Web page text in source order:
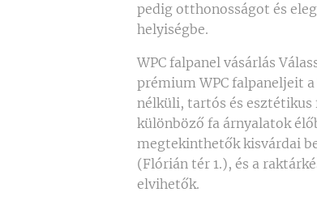
pedig otthonosságot és
helyiségbe.
WPC falpanel vásárlás
prémium WPC falpaneljeit
nélküli, tartós és
különböző fa árnyalatok
megtekinthetők kisvárdai
(Flórián tér 1.), és a
elvihetők.